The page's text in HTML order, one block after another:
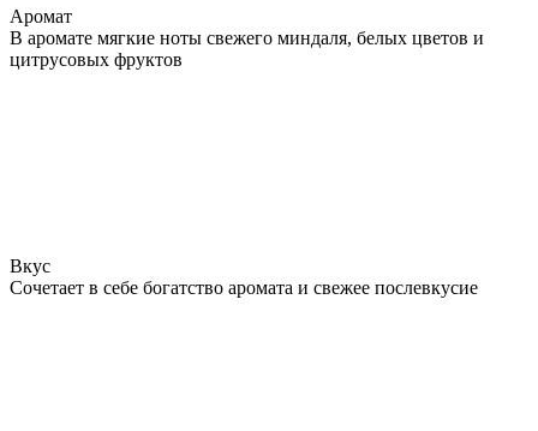
Аромат
В аромате мягкие ноты свежего миндаля, белых цветов и
цитрусовых фруктов
Вкус
Сочетает в себе богатство аромата и свежее послевкусие